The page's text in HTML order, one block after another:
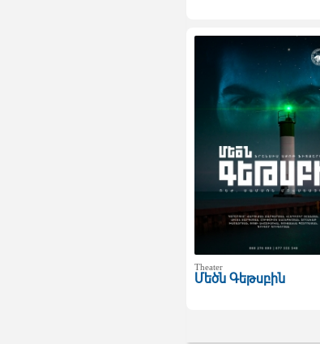
Theater
Մեծն Գեթսբին